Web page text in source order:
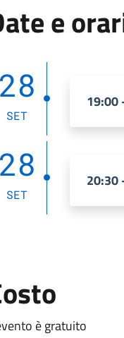
e
28
SET
19:00
28
SET
20:30
è gratuito